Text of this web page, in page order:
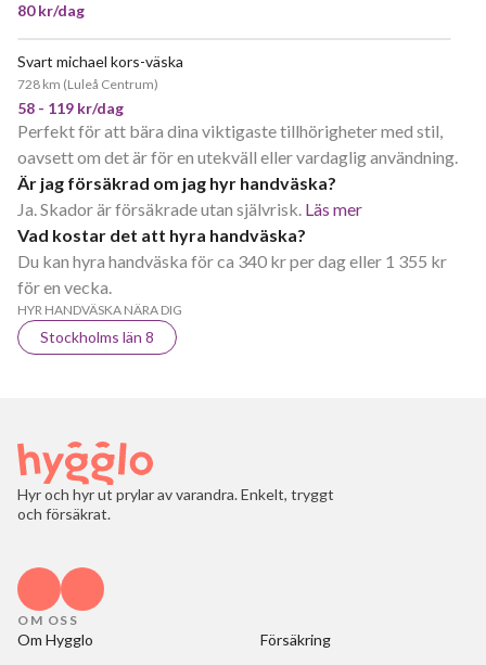
80 kr/dag
Svart michael kors-väska
728 km (Luleå Centrum)
58 - 119 kr/dag
Perfekt för att bära dina viktigaste tillhörigheter med stil,
oavsett om det är för en utekväll eller vardaglig användning.
Är jag försäkrad om jag hyr handväska?
Ja. Skador är försäkrade utan självrisk. Läs mer
Vad kostar det att hyra handväska?
Du kan hyra handväska för ca 340 kr per dag eller 1 355 kr
för en vecka.
HYR HANDVÄSKA NÄRA DIG
Stockholms län 8
Hyr och hyr ut prylar av varandra. Enkelt, tryggt
och försäkrat.
OM OSS
Om Hygglo
Försäkring